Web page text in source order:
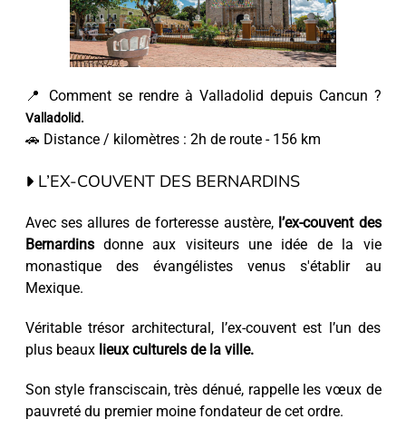
📍 Comment se rendre à Valladolid depuis Cancun ?
Valladolid.
🚗 Distance / kilomètres : 2h de route - 156 km
L’EX-COUVENT DES BERNARDINS
Avec ses allures de forteresse austère, l’ex-couvent des
Bernardinsdonne aux visiteurs une idée de la vie
monastique des évangélistes venus s'établir au
Mexique.
Véritable trésor architectural, l’ex-couvent est l’un des
plus beaux lieux culturels de la ville.
Son style fransciscain, très dénué, rappelle les vœux de
pauvreté du premier moine fondateur de cet ordre.